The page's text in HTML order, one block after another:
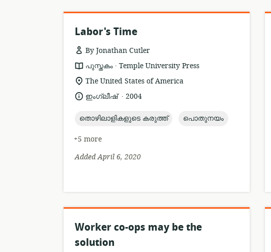
Labor's Time
By Jonathan Cutler
resource
format:
പുസ്തകം .
publisher:
Temple University Press
location
relevance:
The United States of America
language:
ഇംഗ്ലീഷ് .
date2004
topic:
തൊഴിലാളികളുടെ കരുത്ത് topic:
പൊതുനയം
+5 more
Added April 6, 2020
Worker co-ops may be the
solution